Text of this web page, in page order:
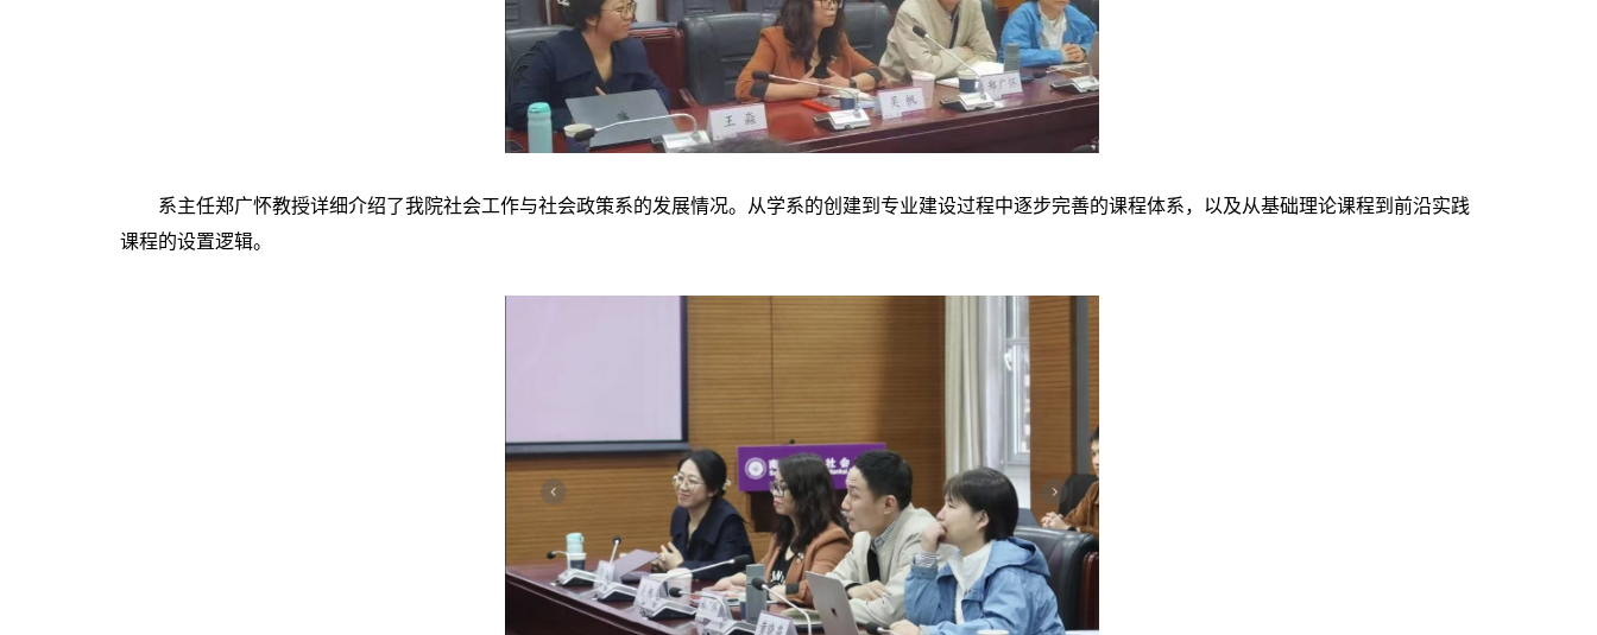
系主任郑广怀教授详细介绍了我院社会工作与社会政策系的发展情况。从学系的创建到专业建设过程中逐步完善的课程体系，以及从基础理论课程到前沿实践
课程的设置逻辑。